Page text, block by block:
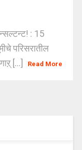
: 15
परिसरातील
[...]
Read More